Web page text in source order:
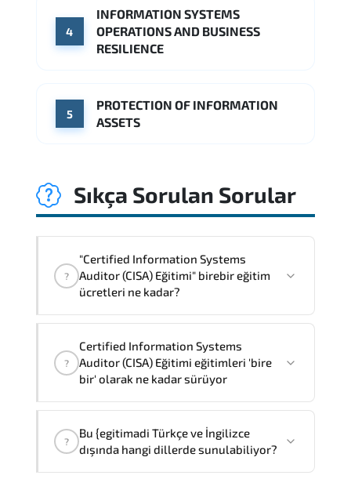
4
INFORMATION SYSTEMS
OPERATIONS AND BUSINESS
RESILIENCE
5
PROTECTION OF INFORMATION
ASSETS
Sıkça Sorulan Sorular
?
"Certified Information Systems
Auditor (CISA) Eğitimi" birebir eğitim
ücretleri ne kadar?
(CISA) Eğitimi" eğitimleri bire bir ve grup
olmak üzere iki farklı yöntemle
Bire bir olarak eğtim ücreti
?
Certified Information Systems
Auditor (CISA) Eğitimi eğitimleri 'bire
bir' olarak ne kadar sürüyor
Certified Information Systems Auditor
(CISA) Eğitimi'birebir' olarak2gün
sürmektedir,
?
Bu {egitimadi Türkçe ve İngilizce
dışında hangi dillerde sunulabiliyor?